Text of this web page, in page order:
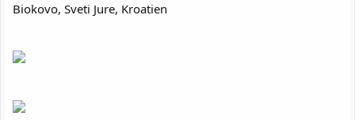
Biokovo, Sveti Jure, Kroatien